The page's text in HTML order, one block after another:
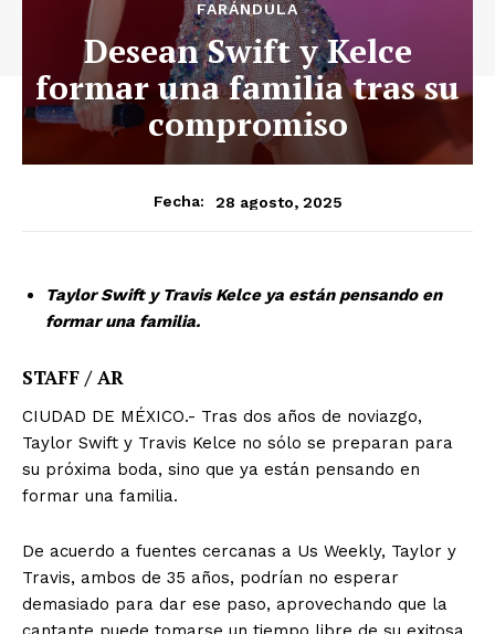
FARÁNDULA
Desean Swift y Kelce
formar una familia tras su
compromiso
Fecha: 28 agosto, 2025
Taylor Swift y Travis Kelce ya están pensando en
formar una familia.
STAFF / AR
CIUDAD DE MÉXICO.- Tras dos años de noviazgo,
Taylor Swift y Travis Kelce no sólo se preparan para
su próxima boda, sino que ya están pensando en
formar una familia.
De acuerdo a fuentes cercanas a Us Weekly, Taylor y
Travis, ambos de 35 años, podrían no esperar
demasiado para dar ese paso, aprovechando que la